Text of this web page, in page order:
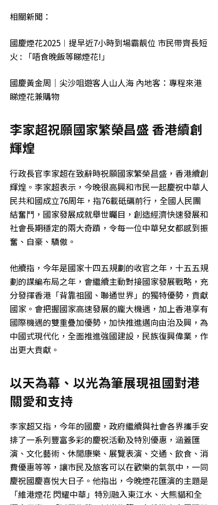
相關新聞：
國慶煙花2025︱提早近7小時到場霸靚位 市民帶齊長短
火 : 「唔食晚飯等睇煙花!」
國慶黃金周｜尖沙咀遊客人山人海 內地客：專程來港
睇煙花兼購物
李家超祝願國家繁榮昌盛 香港續創
輝煌
行政長官李家超在致辭時祝願國家繁榮昌盛，香港續創
輝煌。李家超表示，今晚很高興和市民一起慶祝中華人
民共和國成立76周年，指76載砥礪前行，全國人民團
結奮鬥，國家發展成就舉世矚目，創造經濟快速發展和
社會長期穩定的兩大奇蹟，令每一位中華兒女都感到振
奮、自豪、驕傲。
他續指，今年是國家十四五規劃的收官之年，十五五規
劃的謀編布局之年，會繼續主動對接國家發展戰略，充
分發揮香港「背靠祖國、聯通世界」的獨特優勢，貢獻
國家。會把握國家高速發展的龐大機遇，加上香港享有
國際機遇的雙重疊加優勢，加快推進邁向由治及興，為
中國式現代化，全面推進強國建設，民族復興偉業，作
出更大貢獻。
以天為幕、以光為筆展現祖國對港
關愛和支持
李家超又指，今年的國慶，政府繼續與社會各界攜手安
排了一系列豐富多彩的慶祝活動及特別優惠，涵蓋匯
演、文化藝術、休閒康樂、展覽表演、交通、飲食、消
費優惠等等，讓市民及旅客可以在歡樂的氣氛中，一同
慶祝國慶喜悅大日子。他指出，今晚煙花匯演的主題是
「維港煙花 閃耀中華」特別融入東江水、大熊貓和全